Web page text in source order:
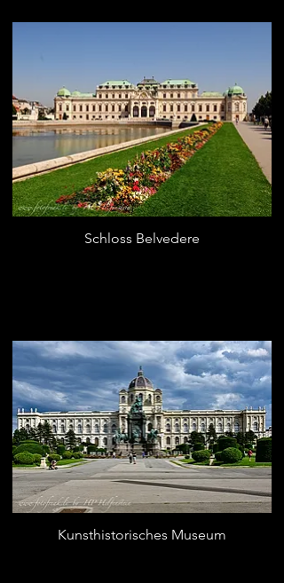
Schloss Belvedere
Kunsthistorisches Museum